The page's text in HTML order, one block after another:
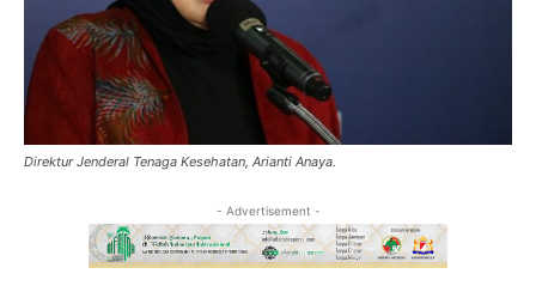
Direktur Jenderal Tenaga Kesehatan, Arianti Anaya.
- Advertisement -